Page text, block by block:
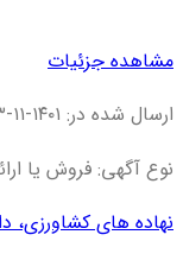
مشاهده جزئیات
ارسال شده در: ۱۴۰۱-۱۱-۲۳
نوع آگهی: فروش یا
نهاده های کشاورزی،